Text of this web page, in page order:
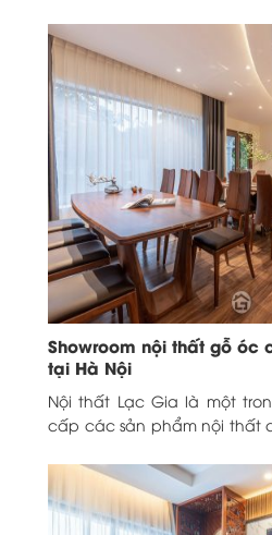
Showroom nội thất gỗ óc
tại Hà Nội
Nội thất Lạc Gia là một
cấp các sản phẩm nội thất